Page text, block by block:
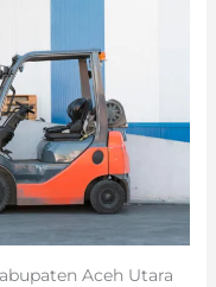
Aceh Utara